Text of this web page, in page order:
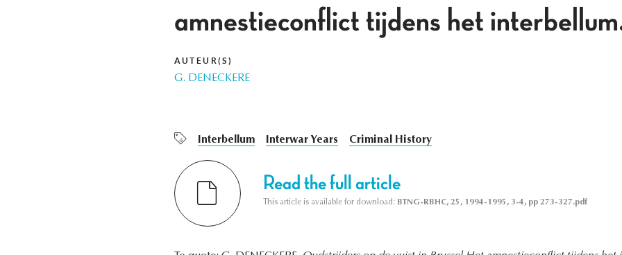
amnestieconflict tijdens het
AUTEUR(S)
G. DENECKERE
Interbellum Interwar Years Criminal History
Read the full article
This article is available for download: BTNG-RBHC, 25, 1994-1995, 3-4, pp 273-327.pdf